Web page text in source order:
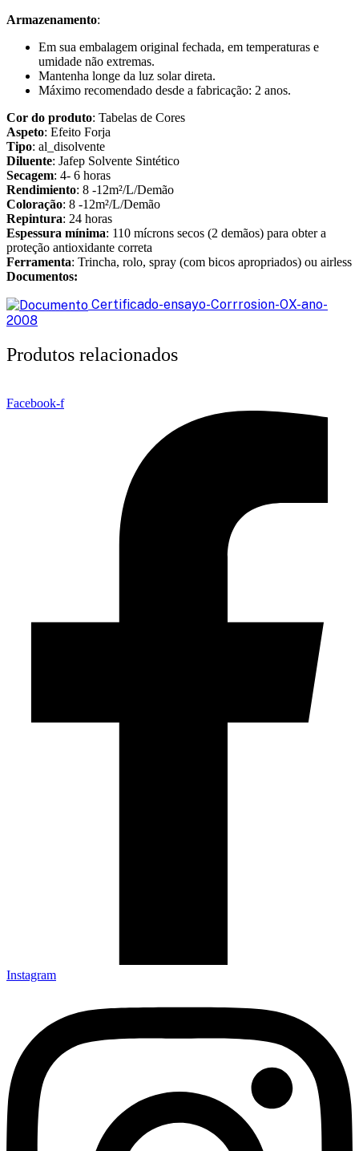
Armazenamento:
Em sua embalagem original fechada, em temperaturas e
umidade não extremas.
Mantenha longe da luz solar direta.
Máximo recomendado desde a fabricação: 2 anos.
Cor do produto: Tabelas de Cores
Aspeto: Efeito Forja
Tipo: al_disolvente
Diluente: Jafep Solvente Sintético
Secagem: 4- 6 horas
Rendimiento: 8 -12m²/L/Demão
Coloração: 8 -12m²/L/Demão
Repintura: 24 horas
Espessura mínima: 110 mícrons secos (2 demãos) para obter a
proteção antioxidante correta
Ferramenta: Trincha, rolo, spray (com bicos apropriados) ou airless
Documentos:
Certificado-ensayo-Corrrosion-OX-ano-
2008
Produtos relacionados
Facebook-f
Instagram